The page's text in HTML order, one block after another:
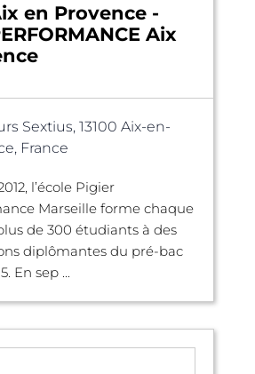
en Provence -
Aix
Sextius, 13100 Aix-en-
France
l’école Pigier
Marseille forme chaque
de 300 étudiants à des
diplômantes du pré-bac
En sep ...